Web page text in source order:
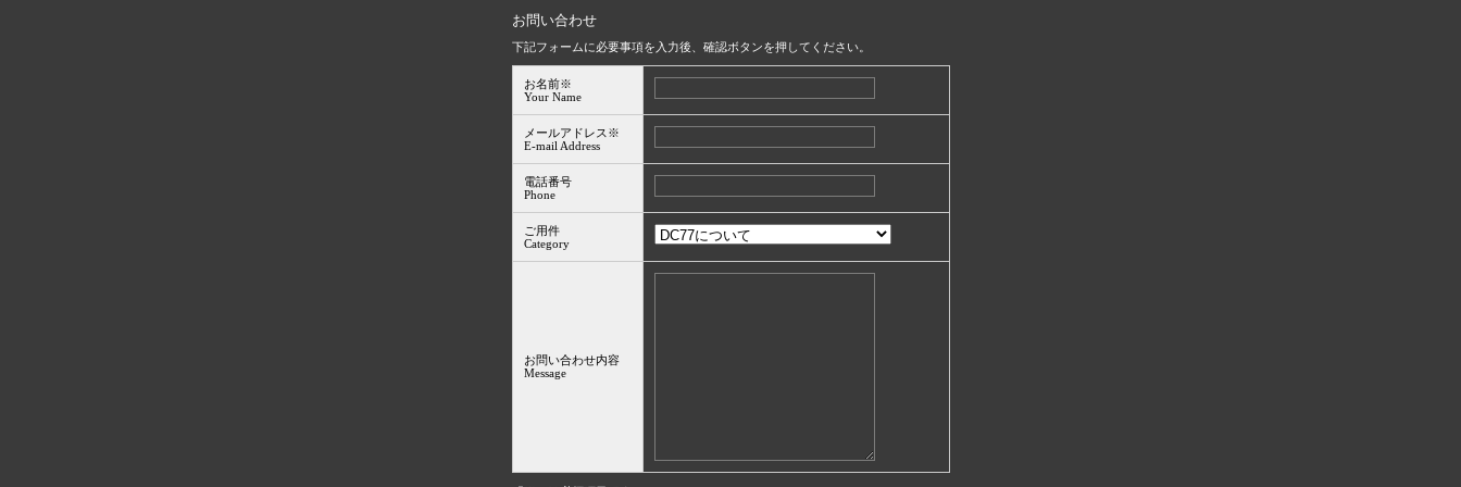
お問い合わせ
下記フォームに必要事項を入力後、確認ボタンを押してください。
お名前※
Your Name
メールアドレス※
E-mail Address
電話番号
Phone
ご用件
Category
お問い合わせ内容
Message